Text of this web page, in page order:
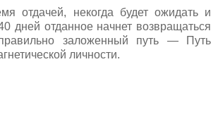
отдачей, некогда будет ожидать и
дней отданное начнет возвращаться
заложенный путь — Путь
личности.